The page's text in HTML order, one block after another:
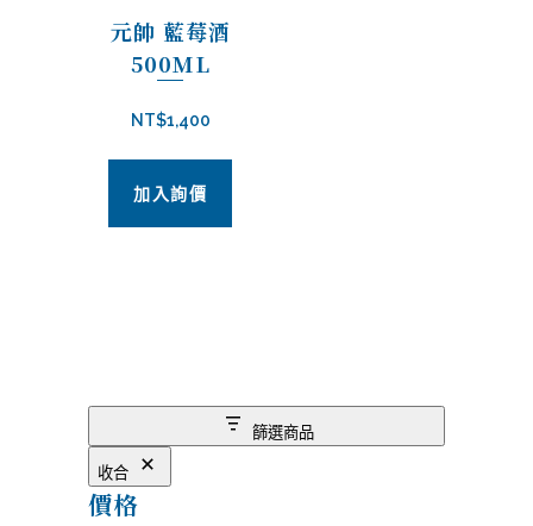
元帥 藍莓酒
500ML
NT$1,400
加入詢價
篩選商品
收合
價格